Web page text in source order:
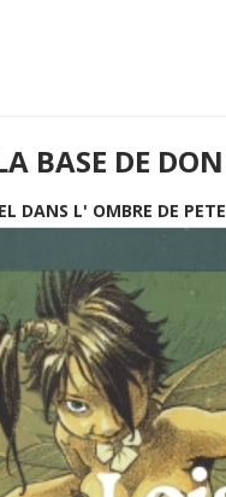
BASE DE
DANS L' OMBRE DE